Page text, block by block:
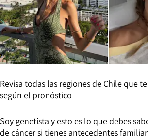
Revisa todas las regiones de Chile que
según el pronóstico
Soy genetista y esto es lo que debes
de cáncer si tienes antecedentes